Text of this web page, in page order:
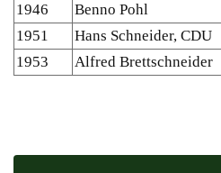
1946 Benno Pohl
1951
Hans Schneider, CDU
1953
Alfred Brettschneider